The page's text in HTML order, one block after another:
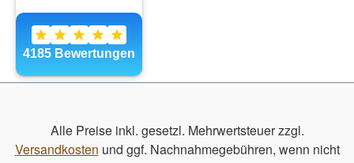
Alle Preise inkl. gesetzl. Mehrwertsteuer zzgl.
Versandkosten und ggf. Nachnahmegebühren, wenn nicht